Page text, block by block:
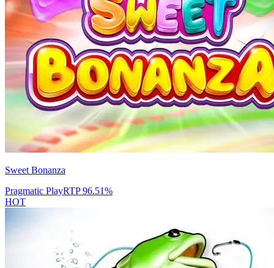
Sweet Bonanza
Pragmatic PlayRTP96.51%
HOT